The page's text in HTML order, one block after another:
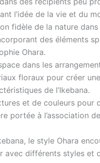
l’idée de la vie et du
fidèle de la nature
des éléments
Ohara.
dans les
floraux pour créer
de l’Ikebana.
et de couleurs pour
portée à l’association
le style Ohara
avec différents styles et